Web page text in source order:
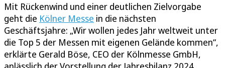
Mit Rückenwind und einer deutlichen Zielvorgabe
geht die Kölner Messe in die nächsten
Geschäftsjahre: „Wir wollen jedes Jahr weltweit unter
die Top 5 der Messen mit eigenen Gelände kommen“,
erklärte Gerald Böse, CEO der Kölnmesse GmbH,